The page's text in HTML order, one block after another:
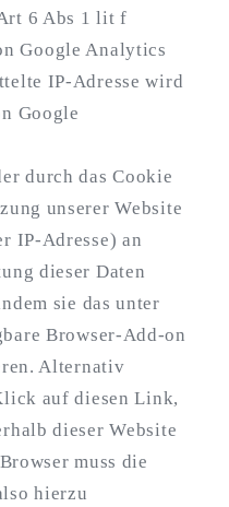
6 Abs 1 lit f
Google Analytics
IP-Adresse wird
Google
durch das Cookie
unserer Website
IP-Adresse) an
dieser Daten
sie das unter
Browser-Add-on
Alternativ
auf diesen Link,
dieser Website
muss die
hierzu